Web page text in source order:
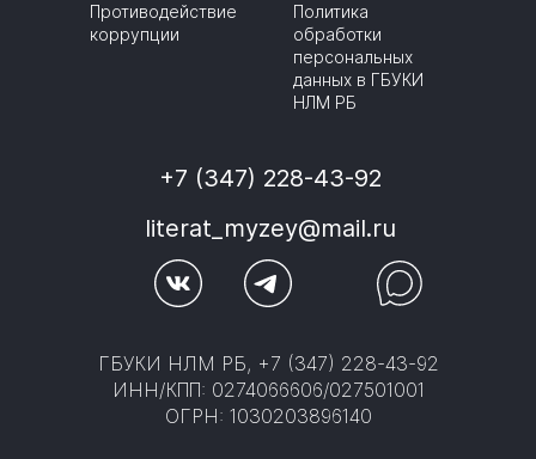
Противодействие
коррупции
Политика
обработки
персональных
данных в ГБУКИ
НЛМ РБ
+7 (347) 228-43-92
literat_myzey@mail.ru
ГБУКИ НЛМ РБ, +7 (347) 228-43-92
ИНН/КПП: 0274066606/027501001
ОГРН: 1030203896140